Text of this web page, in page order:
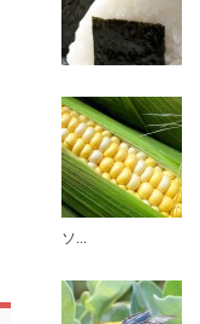
ソ...